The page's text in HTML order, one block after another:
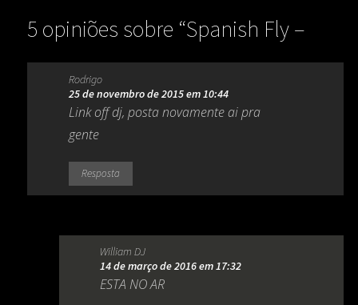
5 opiniões sobre “Spanish Fly –
Precious (1991)(Melô da flexa)”
Rodrigo
25 de novembro de 2015 em 10:44
Link off dj, posta novamente ai pra
gente
Resposta
William DJ
14 de março de 2016 em 17:32
ESTA NO AR